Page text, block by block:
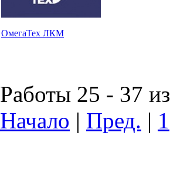
ОмегаТех ЛКМ
Работы 25 - 37
Начало | Пред. | 1